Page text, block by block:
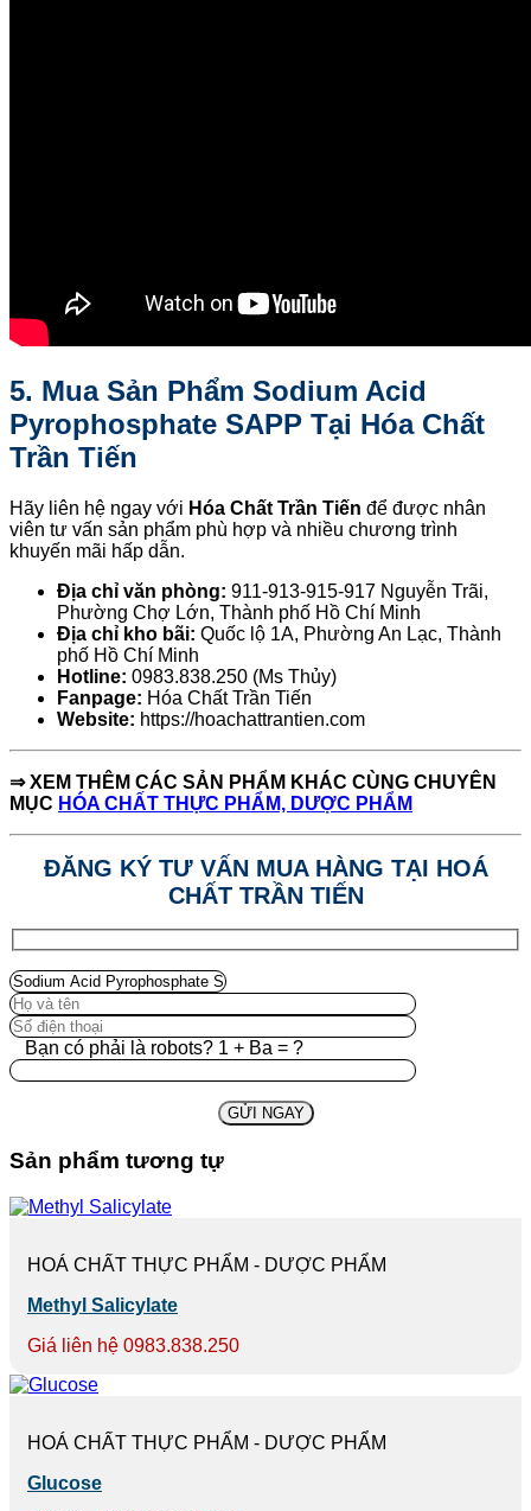
5. Mua Sản Phẩm Sodium Acid
Pyrophosphate SAPP Tại Hóa Chất
Trần Tiến
Hãy liên hệ ngay với Hóa Chất Trần Tiến để được nhân
viên tư vấn sản phẩm phù hợp và nhiều chương trình
khuyến mãi hấp dẫn.
Địa chỉ văn phòng: 911-913-915-917 Nguyễn Trãi,
Phường Chợ Lớn, Thành phố Hồ Chí Minh
Địa chỉ kho bãi: Quốc lộ 1A, Phường An Lạc, Thành
phố Hồ Chí Minh
Hotline: 0983.838.250 (Ms Thủy)
Fanpage: Hóa Chất Trần Tiến
Website: https://hoachattrantien.com
⇒XEM THÊM CÁC SẢN PHẨM KHÁC CÙNG CHUYÊN
MỤC HÓA CHẤT THỰC PHẨM, DƯỢC PHẨM
ĐĂNG KÝ TƯ VẤN MUA HÀNG TẠI HOÁ
CHẤT TRẦN TIẾN
Bạn có phải là robots? 1 + Ba = ?
Sản phẩm tương tự
HOÁ CHẤT THỰC PHẨM - DƯỢC PHẨM
Methyl Salicylate
Giá liên hệ 0983.838.250
HOÁ CHẤT THỰC PHẨM - DƯỢC PHẨM
Glucose